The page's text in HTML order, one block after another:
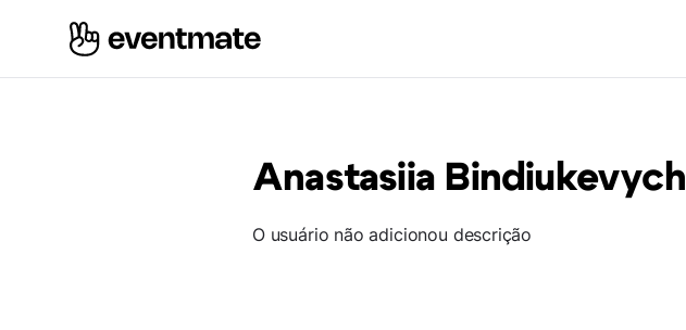
Anastasiia Bindiukevych
O usuário não adicionou descrição